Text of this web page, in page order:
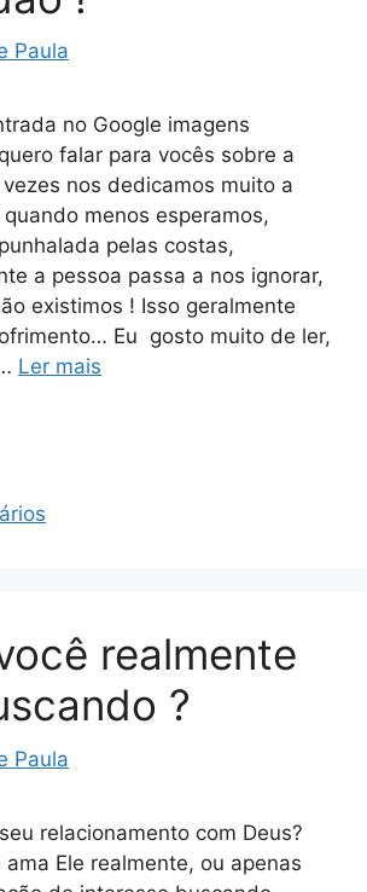
Paula
no Google imagens
falar para vocês sobre a
nos dedicamos muito a
menos esperamos,
pelas costas,
a pessoa passa a nos ignorar,
existimos ! Isso geralmente
Eu gosto muito de ler,
Ler mais
realmente
?
Paula
relacionamento com Deus?
ama Ele realmente, ou apenas